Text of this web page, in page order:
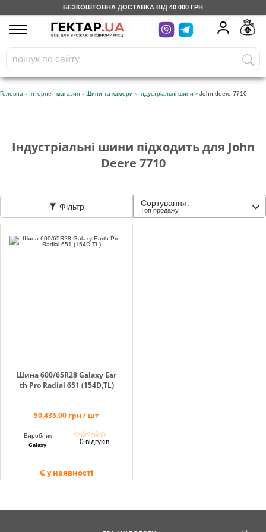
БЕЗКОШТОВНА ДОСТАВКА ВІД 40 000 ГРН
UA
На вашому
бонусному рахунку
грн
Безкоштовно по Україні
Категорії
Доставка
302
по Україні
733 0
+38 (093) 733
Головна » Інтернет-магазин » Шини та камери » Індустріальні шини » John deere 7710
Індустріальні шини підходить для John
Deere 7710
Фільтр Сортування:
Топ продажу
Шина 600/65R28 Galaxy Ear
th Pro Radial 651 (154D,TL)
50,435.00 грн / шт
Виробник
Galaxy
☆☆☆☆☆
0 відгуків
Є у наявності